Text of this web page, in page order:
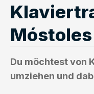
Móstoles
Du möchtest von
umziehen und